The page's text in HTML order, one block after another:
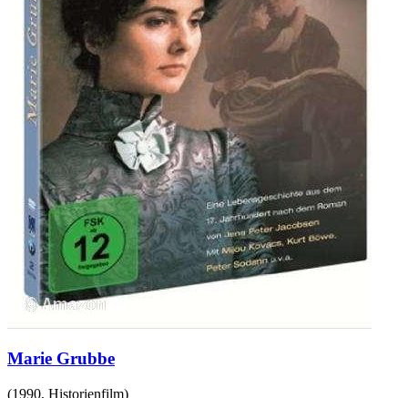
Marie Grubbe
(1990, Historienfilm)